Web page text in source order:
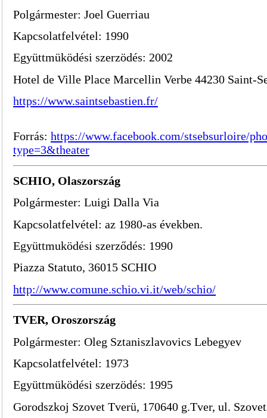
Polgármester: Joel Guerriau
Kapcsolatfelvétel: 1990
Együttmüködési szerzödés: 2002
Hotel de Ville Place Marcellin Verbe 44230 Saint-
https://www.saintsebastien.fr/
Forrás: https://www.facebook.com/stsebsurloire/
type=3&theater
SCHIO, Olaszország
Polgármester: Luigi Dalla Via
Kapcsolatfelvétel: az 1980-as években.
Együttmuködési szerződés: 1990
Piazza Statuto, 36015 SCHIO
http://www.comune.schio.vi.it/web/schio/
TVER, Oroszország
Polgármester: Oleg Sztaniszlavovics Lebegyev
Kapcsolatfelvétel: 1973
Együttmüködési szerzödés: 1995
Gorodszkoj Szovet Tverü, 170640 g.Tver, ul.